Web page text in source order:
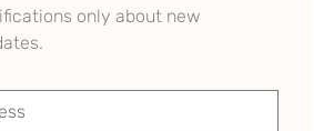
only about new